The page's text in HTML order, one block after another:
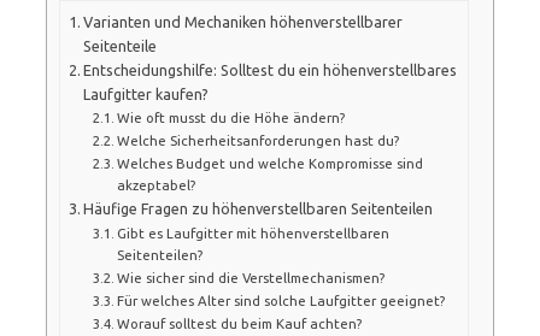
Varianten und Mechaniken höhenverstellbarer
Seitenteile
Entscheidungshilfe: Solltest du ein höhenverstellbares
Laufgitter kaufen?
Wie oft musst du die Höhe ändern?
Welche Sicherheitsanforderungen hast du?
Welches Budget und welche Kompromisse sind
akzeptabel?
Häufige Fragen zu höhenverstellbaren Seitenteilen
Gibt es Laufgitter mit höhenverstellbaren
Seitenteilen?
Wie sicher sind die Verstellmechanismen?
Für welches Alter sind solche Laufgitter geeignet?
Worauf solltest du beim Kauf achten?